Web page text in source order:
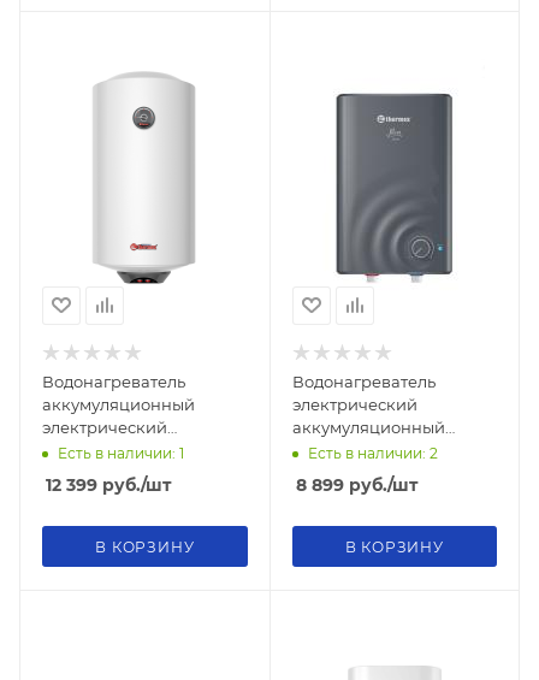
Водонагреватель
аккумуляционный
электрический
THERMEX Thermo 50V
Есть в наличии: 1
12 399 руб./шт
В КОРЗИНУ
Водонагреватель
электрический
аккумуляционный
бытовой THERMEX Mera
Есть в наличии: 2
8 899руб./шт
В КОРЗИНУ